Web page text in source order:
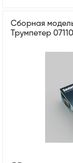
Сборная
Трумпетер 07110